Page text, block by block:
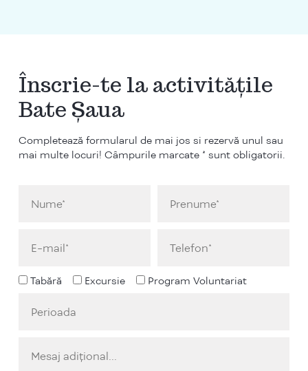
Înscrie-te la activitățile
Bate Șaua
Completează formularul de mai jos si rezervă unul sau
mai multe locuri! Câmpurile marcate * sunt obligatorii.
Tabără Excursie Program Voluntariat